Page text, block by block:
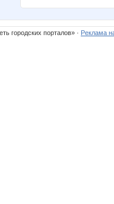
городских порталов» · Реклама